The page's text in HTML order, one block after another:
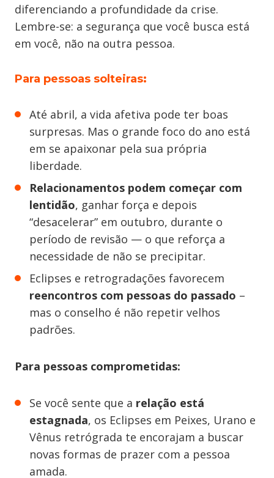
diferenciando a profundidade da crise.
Lembre-se: a segurança que você busca está
em você, não na outra pessoa.
Para pessoas solteiras:
Até abril, a vida afetiva pode ter boas
surpresas. Mas o grande foco do ano está
em se apaixonar pela sua própria
liberdade.
Relacionamentos podem começar com
lentidão, ganhar força e depois
“desacelerar” em outubro, durante o
período de revisão — o que reforça a
necessidade de não se precipitar.
Eclipses e retrogradações favorecem
reencontros com pessoas do passado –
mas o conselho é não repetir velhos
padrões.
Para pessoas comprometidas:
Se você sente que a relação está
estagnada, os Eclipses em Peixes, Urano e
Vênus retrógrada te encorajam a buscar
novas formas de prazer com a pessoa
amada.